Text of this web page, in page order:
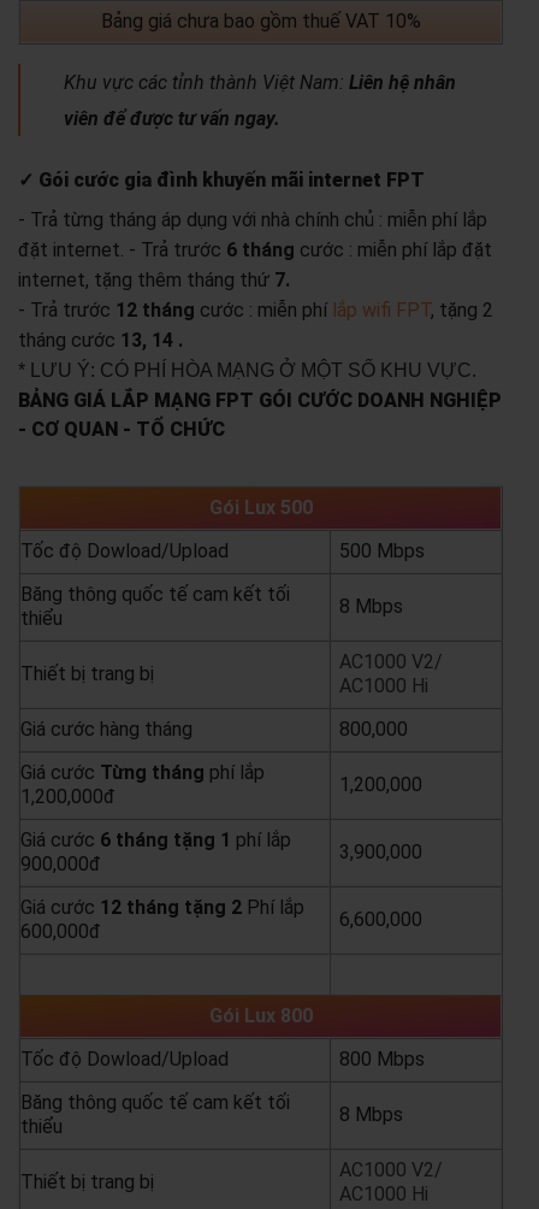
Bảng giá chưa bao gồm thuế VAT 10%
Khu vực các tỉnh thành Việt Nam: Liên hệ nhân
viên để được tư vấn ngay.
✓ Gói cước gia đình khuyến mãi internet FPT
- Trả từng tháng áp dụng với nhà chính chủ : miễn phí lắp
đặt internet. - Trả trước 6 tháng cước : miễn phí lắp đặt
internet, tặng thêm tháng thứ 7.
- Trả trước 12 tháng cước : miễn phí lắp wifi FPT, tặng 2
tháng cước 13, 14 .
* LƯU Ý: CÓ PHÍ HÒA MẠNG Ở MỘT SỐ KHU VỰC.
BẢNG GIÁ LẮP MẠNG FPT GÓI CƯỚC DOANH NGHIỆP
- CƠ QUAN - TỔ CHỨC
Gói Lux 500
Tốc độ Dowload/Upload
500 Mbps
Băng thông quốc tế cam kết tối
thiểu
8 Mbps
Thiết bị trang bị
AC1000 V2/
AC1000 Hi
Giá cước hàng tháng
800,000
Giá cước Từng tháng phí lắp
1,200,000đ
1,200,000
Giá cước 6 tháng tặng 1 phí lắp
900,000đ
3,900,000
Giá cước 12 tháng tặng 2 Phí lắp
600,000đ
6,600,000
Gói Lux 800
Tốc độ Dowload/Upload
800 Mbps
Băng thông quốc tế cam kết tối
thiểu
8 Mbps
Thiết bị trang bị
AC1000 V2/
AC1000 Hi